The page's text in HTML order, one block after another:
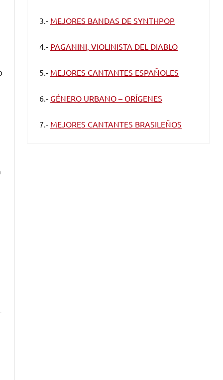
3.- MEJORES BANDAS DE SYNTHPOP
4.- PAGANINI, VIOLINISTA DEL DIABLO
5.- MEJORES CANTANTES ESPAÑOLES
6.- GÉNERO URBANO – ORÍGENES
7.- MEJORES CANTANTES BRASILEÑOS